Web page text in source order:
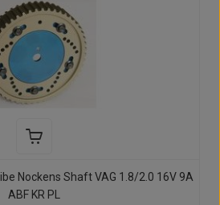
Nockens Shaft VAG 1.8/2.0 16V 9A
ABF KR PL